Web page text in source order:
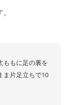
ももに足の裏を
ま片足立ちで10